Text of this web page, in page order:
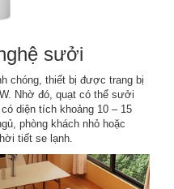
sưởi
chóng, thiết bị được trang bị
Nhờ đó, quạt có thể sưởi
diện tích khoảng 10 – 15
phòng khách nhỏ hoặc
tiết se lạnh.